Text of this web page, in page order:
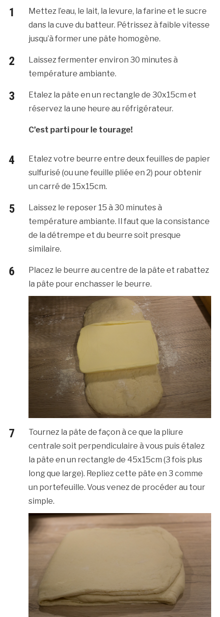
Mettez l’eau, le lait, la levure, la farine et le sucre
dans la cuve du batteur. Pétrissez à faible vitesse
jusqu’à former une pâte homogène.
Laissez fermenter environ 30 minutes à
température ambiante.
Etalez la pâte en un rectangle de 30x15cm et
réservez la une heure au réfrigérateur.
C’est parti pour le tourage!
Etalez votre beurre entre deux feuilles de papier
sulfurisé (ou une feuille pliée en 2) pour obtenir
un carré de 15x15cm.
Laissez le reposer 15 à 30 minutes à
température ambiante. Il faut que la consistance
de la détrempe et du beurre soit presque
similaire.
Placez le beurre au centre de la pâte et rabattez
la pâte pour enchasser le beurre.
Tournez la pâte de façon à ce que la pliure
centrale soit perpendiculaire à vous puis étalez
la pâte en un rectangle de 45x15cm (3 fois plus
long que large). Repliez cette pâte en 3 comme
un portefeuille. Vous venez de procéder au tour
simple.